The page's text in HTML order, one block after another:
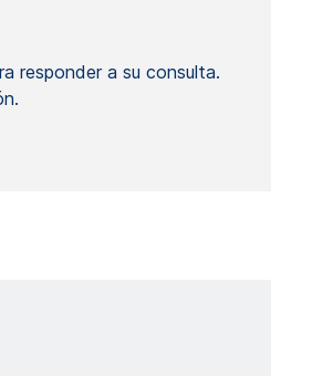
responder a su consulta.